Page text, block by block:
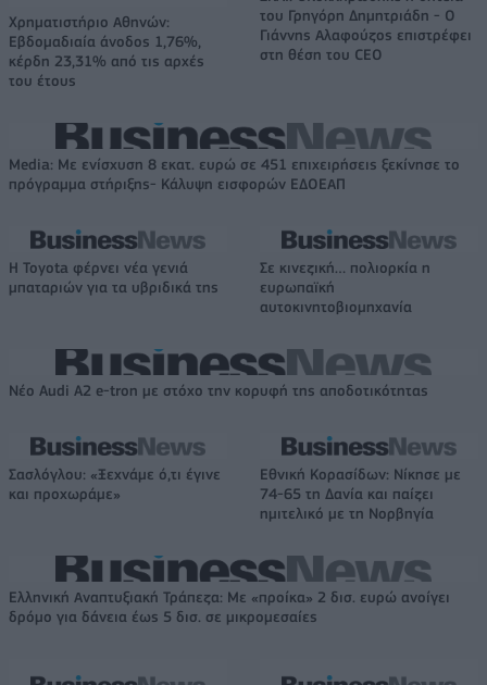
Χρηματιστήριο Αθηνών:
Εβδομαδιαία άνοδος 1,76%,
κέρδη 23,31% από τις αρχές
του έτους
του Γρηγόρη Δημητριάδη - Ο
Γιάννης Αλαφούζος επιστρέφει
στη θέση του CEO
Media: Με ενίσχυση 8 εκατ. ευρώ σε 451 επιχειρήσεις ξεκίνησε το
πρόγραμμα στήριξης- Κάλυψη εισφορών ΕΔΟΕΑΠ
Η Toyota φέρνει νέα γενιά
μπαταριών για τα υβριδικά της
Σε κινεζική… πολιορκία η
ευρωπαϊκή
αυτοκινητοβιομηχανία
Νέο Audi A2 e-tron με στόχο την κορυφή της αποδοτικότητας
Σασλόγλου: «Ξεχνάμε ό,τι έγινε
και προχωράμε»
Εθνική Κορασίδων: Νίκησε με
74-65 τη Δανία και παίζει
ημιτελικό με τη Νορβηγία
Ελληνική Αναπτυξιακή Τράπεζα: Με «προίκα» 2 δισ. ευρώ ανοίγει
δρόμο για δάνεια έως 5 δισ. σε μικρομεσαίες